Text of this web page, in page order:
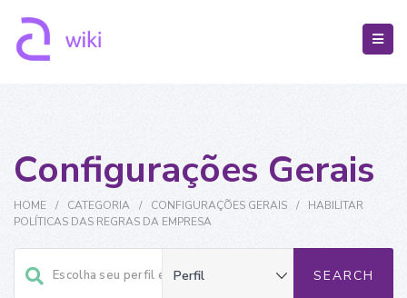
Configurações Gerais
HOME / CATEGORIA / CONFIGURAÇÕES GERAIS /
HABILITAR
POLÍTICAS DAS REGRAS DA EMPRESA